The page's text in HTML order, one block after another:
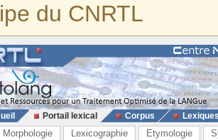
du CNRTL
Portail lexical Corpus
Morphologie Lexicographie Etymologie